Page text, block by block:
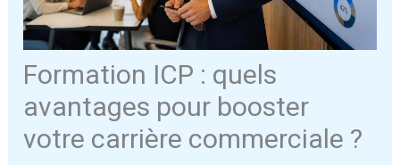
Formation ICP : quels
avantages pour booster
votre carrière commerciale ?